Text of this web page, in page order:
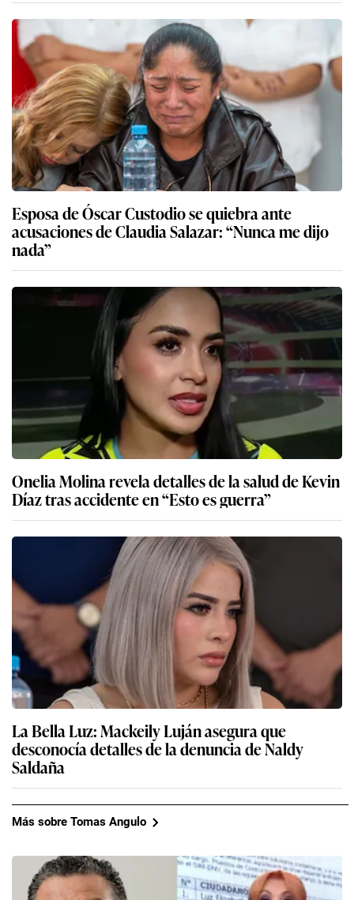
Esposa de Óscar Custodio se quiebra ante
acusaciones de Claudia Salazar: “Nunca me dijo
nada”
Onelia Molina revela detalles de la salud de Kevin
Díaz tras accidente en “Esto es guerra”
La Bella Luz: Mackeily Luján asegura que
desconocía detalles de la denuncia de Naldy
Saldaña
Más sobre Tomas Angulo